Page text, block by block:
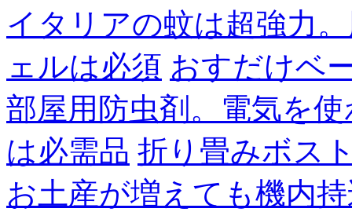
イタリアの蚊は超強力
ェルは必須 おすだけベ
部屋用防虫剤。電気を
は必需品 折り畳みボス
お土産が増えても機内